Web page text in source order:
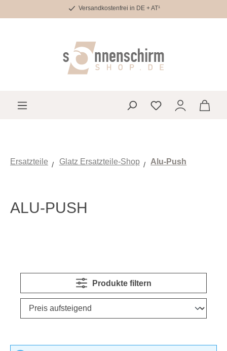
Zum Hauptinhalt springenVersandkostenfrei in DE + AT¹
Du hast 0 Produkte
Ersatzteile Glatz Ersatzteile-Shop Alu-Push
ALU-PUSH
Produkte filtern